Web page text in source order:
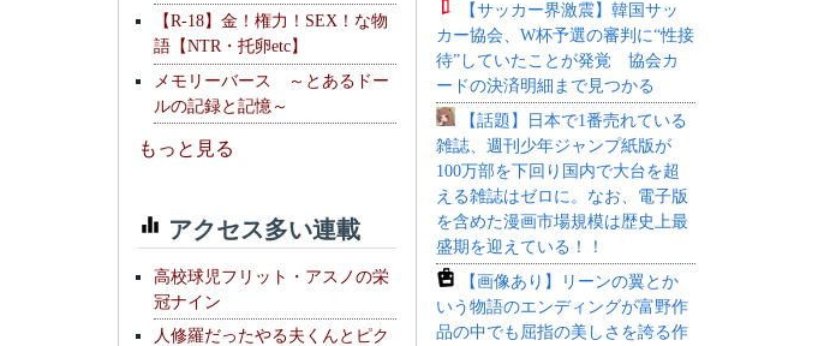
【R-18】金！権力！SEX！な物
語【NTR・托卵etc】
メモリーバース ～とあるドー
ルの記録と記憶～
もっと見る
アクセス多い連載
高校球児フリット・アスノの栄
冠ナイン
人修羅だったやる夫くんとピク
【サッカー界激震】韓国サッ
カー協会、W杯予選の審判に“性接
待”していたことが発覚 協会カ
ードの決済明細まで見つかる
【話題】日本で1番売れている
雑誌、週刊少年ジャンプ紙版が
100万部を下回り国内で大台を超
える雑誌はゼロに。なお、電子版
を含めた漫画市場規模は歴史上最
盛期を迎えている！！
【画像あり】リーンの翼とか
いう物語のエンディングが富野作
品の中でも屈指の美しさを誇る作